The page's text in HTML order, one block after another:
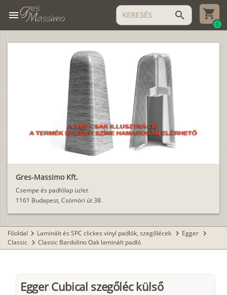
menu search
0
Gres-Massimo Kft.
Csempe és padlólap üzlet
1161 Budapest, Csömöri út 38.
Főoldal chevron_right Laminált és SPC clickes vinyl padlók, szegőlécek chevron_right Egger chevron_right
Classic chevron_right Classic Bardolino Oak laminált padló
Egger Cubical szegőléc külső